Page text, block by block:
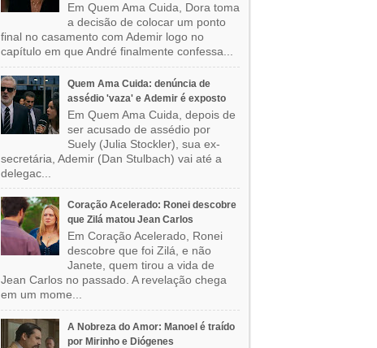
Em Quem Ama Cuida, Dora toma
a decisão de colocar um ponto
final no casamento com Ademir logo no
capítulo em que André finalmente confessa...
Quem Ama Cuida: denúncia de
assédio 'vaza' e Ademir é exposto
Em Quem Ama Cuida, depois de
ser acusado de assédio por
Suely (Julia Stockler), sua ex-
secretária, Ademir (Dan Stulbach) vai até a
delegac...
Coração Acelerado: Ronei descobre
que Zilá matou Jean Carlos
Em Coração Acelerado, Ronei
descobre que foi Zilá, e não
Janete, quem tirou a vida de
Jean Carlos no passado. A revelação chega
em um mome...
A Nobreza do Amor: Manoel é traído
por Mirinho e Diógenes